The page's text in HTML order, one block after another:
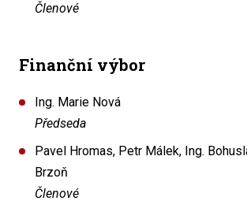
Členové
Finanční výbor
Ing. Marie Nová
Předseda
Pavel Hromas, Petr Málek, Ing.
Brzoň
Členové